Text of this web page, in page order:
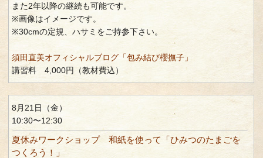
また2年以降の継続も可能です。
※画像はイメージです。
※30cmの定規、ハサミをご持参下さい。
須田直美オフィシャルブログ「包み結び櫻撫子」
講習料 4,000円（教材費込）
8月21日（金）
10:30〜12:30
夏休みワークショップ 和紙を使って「ひみつのたまごを
つくろう！」